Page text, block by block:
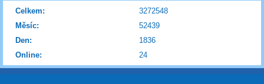
Online: 24
Celkem:
3272548
Měsíc:
52439
Den:
1836